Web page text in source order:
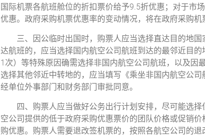
国际机票各航班舱位的折扣票价给予9.5折优惠；对于市
优惠。政府采购机票优惠率的变动情况，将在政府采购机
三、因公临时出国时，购票人应当选择直达目的地国
达航班的，应当选择国内航空公司航班到达的最邻近目
1次）等特殊原因确需选择非国内航空公司航班，以及因
选择其他邻近中转地的，应当填写《乘坐非国内航空公
经单位外事部门和财务部门审批同意。
四、购票人应当做好公务出行计划安排，尽可能选择
空公司提供的低于政府采购优惠票价的团队价格或促销
购优惠。购票人需要退改签机票的，按照各航空公司的退